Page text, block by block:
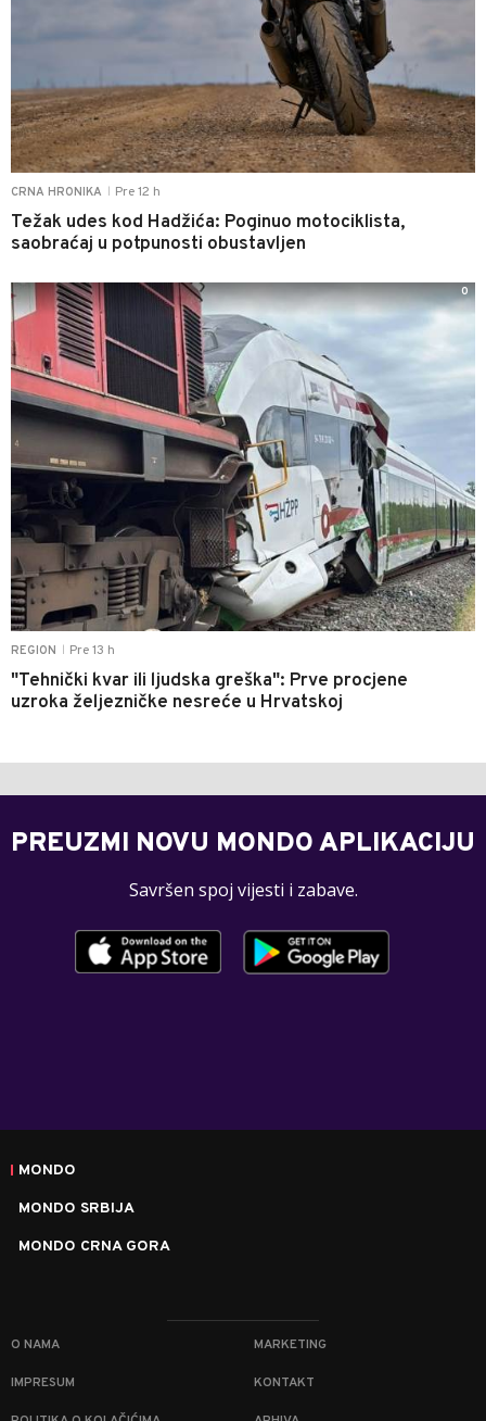
CRNA HRONIKA Pre 12 h
Težak udes kod Hadžića: Poginuo motociklista,
saobraćaj u potpunosti obustavljen
REGION Pre 13 h
"Tehnički kvar ili ljudska greška": Prve procjene
uzroka željezničke nesreće u Hrvatskoj
0
PREUZMI NOVU MONDO APLIKACIJU
Savršen spoj vijesti i zabave.
MONDO
MONDO SRBIJA
MONDO CRNA GORA
O NAMA MARKETING
IMPRESUM KONTAKT